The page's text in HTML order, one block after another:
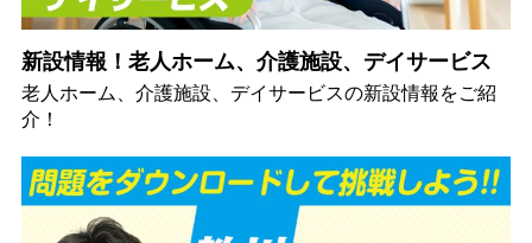
新設情報！老人ホーム、介護施設、デイサービス
老人ホーム、介護施設、デイサービスの新設情報をご紹
介！